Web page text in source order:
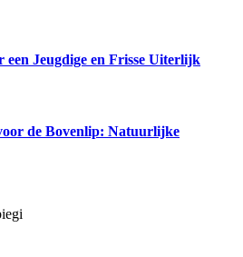
Jeugdige en Frisse Uiterlijk
de Bovenlip: Natuurlijke